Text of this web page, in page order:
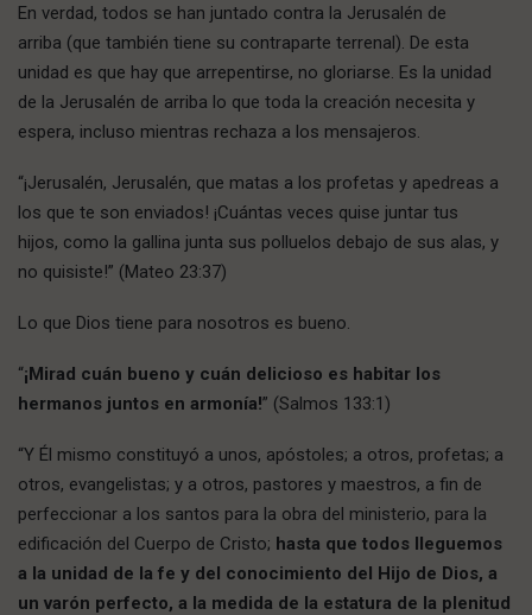
En verdad, todos se han juntado contra la Jerusalén de
arriba (que también tiene su contraparte terrenal). De esta
unidad es que hay que arrepentirse, no gloriarse. Es la unidad
de la Jerusalén de arriba lo que toda la creación necesita y
espera, incluso mientras rechaza a los mensajeros.
“¡Jerusalén, Jerusalén, que matas a los profetas y apedreas a
los que te son enviados! ¡Cuántas veces quise juntar tus
hijos, como la gallina junta sus polluelos debajo de sus alas, y
no quisiste!” (Mateo 23:37)
Lo que Dios tiene para nosotros es bueno.
“¡Mirad cuán bueno y cuán delicioso es habitar los
hermanos juntos en armonía!” (Salmos 133:1)
“Y Él mismo constituyó a unos, apóstoles; a otros, profetas; a
otros, evangelistas; y a otros, pastores y maestros, a fin de
perfeccionar a los santos para la obra del ministerio, para la
edificación del Cuerpo de Cristo; hasta que todos lleguemos
a la unidad de la fe y del conocimiento del Hijo de Dios, a
un varón perfecto, a la medida de la estatura de la plenitud